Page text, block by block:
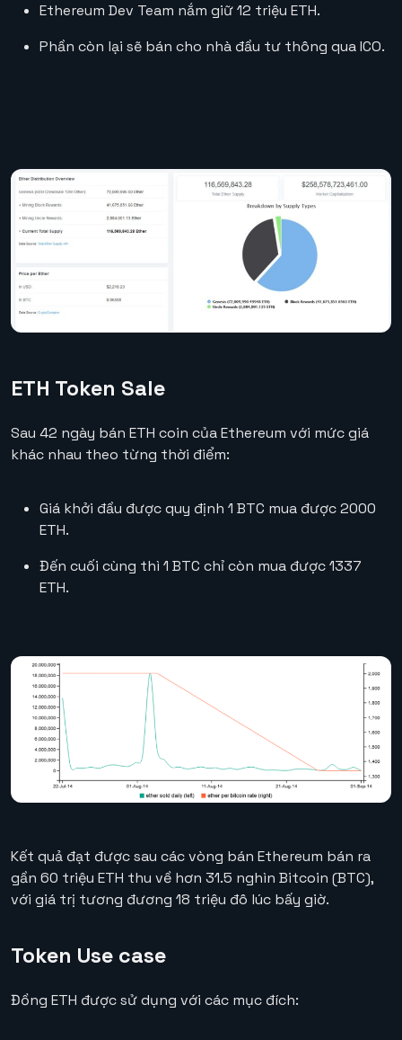
Ethereum Dev Team nắm giữ 12 triệu ETH.
Phần còn lại sẽ bán cho nhà đầu tư thông qua ICO.
ETH Token Sale
Sau 42 ngày bán ETH coin của Ethereum với mức giá
khác nhau theo từng thời điểm:
Giá khởi đầu được quy định 1 BTC mua được 2000
ETH.
Đến cuối cùng thì 1 BTC chỉ còn mua được 1337
ETH.
Kết quả đạt được sau các vòng bán Ethereum bán ra
gần 60 triệu ETH thu về hơn 31.5 nghìn Bitcoin (BTC),
với giá trị tương đương 18 triệu đô lúc bấy giờ.
Token Use case
Đồng ETH được sử dụng với các mục đích: